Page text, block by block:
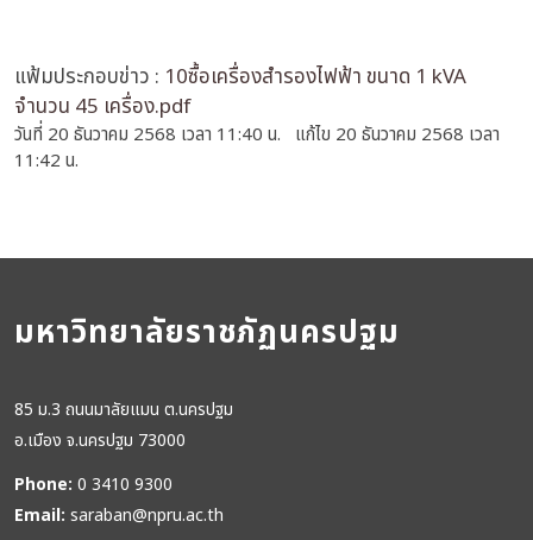
แฟ้มประกอบข่าว : 10ซื้อเครื่องสำรองไฟฟ้า ขนาด 1 kVA
จำนวน 45 เครื่อง.pdf
วันที่ 20 ธันวาคม 2568 เวลา 11:40 น. แก้ไข 20 ธันวาคม 2568 เวลา
11:42 น.
มหาวิทยาลัยราชภัฏนครปฐม
85 ม.3 ถนนมาลัยแมน ต.นครปฐม
อ.เมือง จ.นครปฐม 73000
Phone: 0 3410 9300
Email: saraban@npru.ac.th